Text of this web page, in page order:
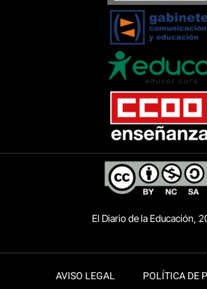
El Diario de la Educación,
AVISO LEGAL POLÍTICA DE